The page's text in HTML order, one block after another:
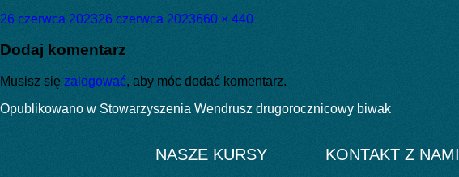
Data
26 czerwca 202326 czerwca 2023Pełny
660 × 440
Dodaj komentarz
Musisz się zalogować, aby móc dodać komentarz.
Nawigacja
Opublikowano w Stowarzyszenia Wendrusz drugorocznicowy biwak
NASZE KURSY KONTAKT Z NAMI